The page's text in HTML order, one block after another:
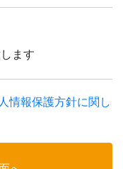
ます
情報保護方針に関し